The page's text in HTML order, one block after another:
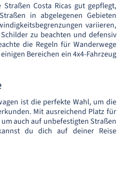
Costa Ricas gut gepflegt,
in abgelegenen Gebieten
variieren,
zu beachten und defensiv
die Regeln für Wanderwege
Bereichen ein 4x4-Fahrzeug
ist die perfekte Wahl, um die
Mit ausreichend Platz für
auch auf unbefestigten Straßen
du dich auf deiner Reise